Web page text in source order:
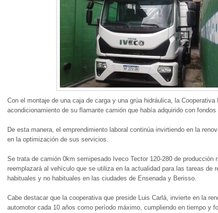
Con el montaje de una caja de carga y una grúa hidráulica, la
acondicionamiento de su flamante camión que había adquirido con
De esta manera, el emprendimiento laboral continúa invirtiendo en la
en la optimización de sus servicios.
Se trata de camión 0km semipesado Iveco Tector 120-280 de producción
reemplazará al vehículo que se utiliza en la actualidad para las tareas de
habituales y no habituales en las ciudades de Ensenada y Berisso.
Cabe destacar que la cooperativa que preside Luis Carlá, invierte en la
automotor cada 10 años como período máximo, cumpliendo en tiempo y